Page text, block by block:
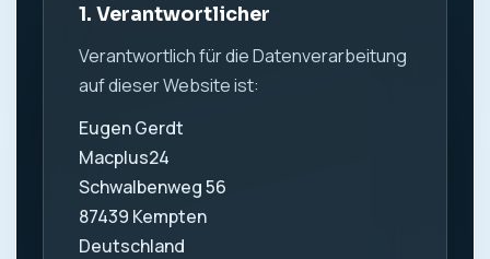
1. Verantwortlicher
Verantwortlich für die Datenverarbeitung
auf dieser Website ist:
Eugen Gerdt
Macplus24
Schwalbenweg 56
87439 Kempten
Deutschland